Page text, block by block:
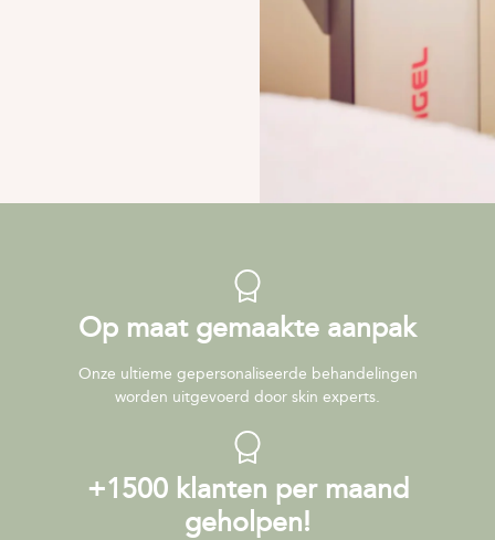
Op maat gemaakte aanpak
Onze ultieme gepersonaliseerde behandelingen
worden uitgevoerd door skin experts.
+1500 klanten per maand
geholpen!